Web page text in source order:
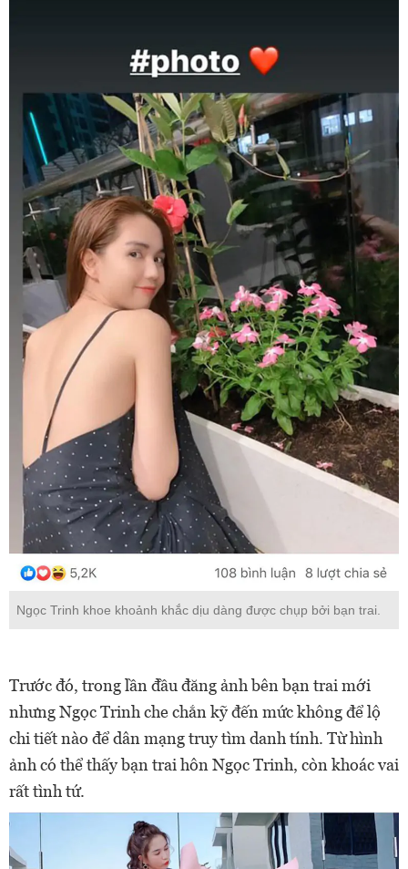
Ngọc Trinh khoe khoảnh khắc dịu dàng được chụp bởi bạn trai.
Trước đó, trong lần đầu đăng ảnh bên bạn trai mới
nhưng Ngọc Trinh che chắn kỹ đến mức không để lộ
chi tiết nào để dân mạng truy tìm danh tính. Từ hình
ảnh có thể thấy bạn trai hôn Ngọc Trinh, còn khoác vai
rất tình tứ.